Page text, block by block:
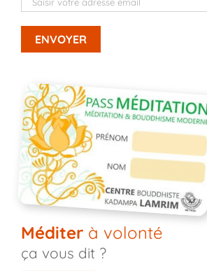
Méditerà volonté
ça vous dit ?